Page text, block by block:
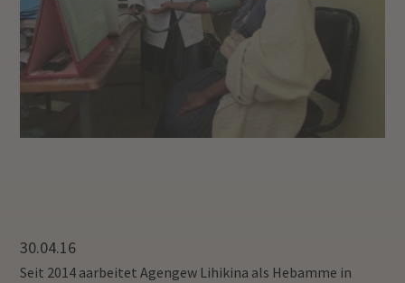
30.04.16
Seit 2014 aarbeitet Agengew Lihikina als Hebamme in